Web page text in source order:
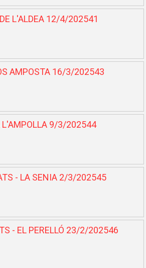
L'ALDEA 12/4/202541
AMPOSTA 16/3/202543
L'AMPOLLA 9/3/202544
- LA SENIA 2/3/202545
- EL PERELLÓ 23/2/202546